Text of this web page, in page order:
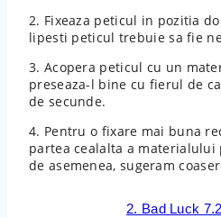
2. Fixeaza peticul in pozitia
lipesti peticul trebuie sa fie
3. Acopera peticul cu un
preseaza-l bine cu fierul de
de secunde.
4. Pentru o fixare mai buna
partea cealalta a
de asemenea, sugeram
2. Bad Luck